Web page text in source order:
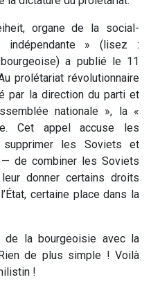
organe de la social-
indépendante » (lisez :
a publié le 11
prolétariat révolutionnaire
par la direction du parti et
nationale », la «
Cet appel accuse les
supprimer les Soviets et
de combiner les Soviets
donner certains droits
certaine place dans la
de la bourgeoisie avec la
de plus simple ! Voilà
!